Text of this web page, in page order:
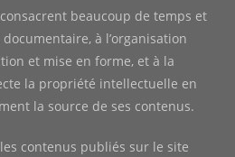
beaucoup de temps et
à l’organisation
et mise en forme, et à la
la propriété intellectuelle en
la source de ses contenus.
contenus publiés sur le site